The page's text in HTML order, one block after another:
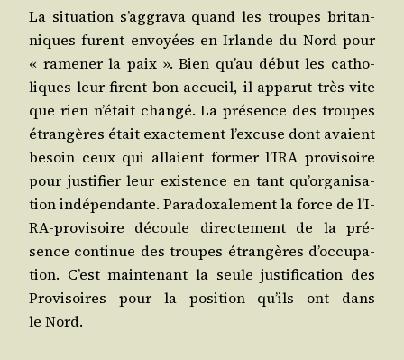
La situa­tion s’ag­gra­va quand les troupes bri­tan­
niques furent envoyées en Irlande du Nord pour
« rame­ner la paix ». Bien qu’au début les catho­
liques leur firent bon accueil, il appa­rut très vite
que rien n’é­tait chan­gé. La pré­sence des troupes
étran­gères était exac­te­ment l’ex­cuse dont avaient
besoin ceux qui allaient for­mer l’I­RA pro­vi­soire
pour jus­ti­fier leur exis­tence en tant qu’or­ga­ni­sa­
tion indé­pen­dante. Para­doxa­le­ment la force de l’I­
RA-pro­vi­soire découle direc­te­ment de la pré­
sence conti­nue des troupes étran­gères d’oc­cu­pa­
tion. C’est main­te­nant la seule jus­ti­fi­ca­tion des
Pro­vi­soires pour la posi­tion qu’ils ont dans
le Nord.